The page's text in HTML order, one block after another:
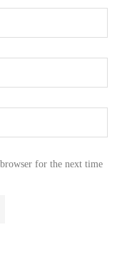
for the next time